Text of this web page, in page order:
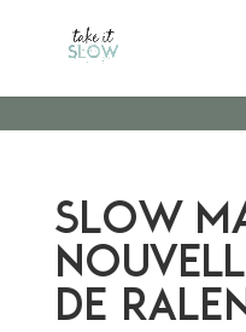
Slow
de